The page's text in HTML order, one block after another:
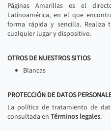
Páginas Amarillas es el
Latinoamérica, en el que
forma rápida y sencilla. Realiza
cualquier lugar y dispositivo.
OTROS DE NUESTROS SITIOS
Blancas
PROTECCIÓN DE DATOS
La política de tratamiento de
consultada en Términos legales.